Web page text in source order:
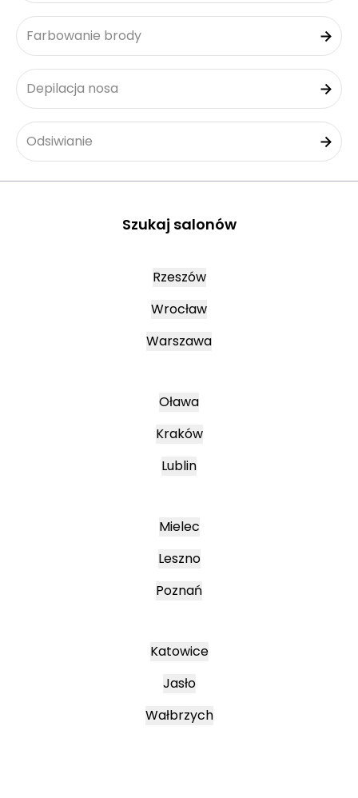
Farbowanie brody
Depilacja nosa
Odsiwianie
Szukaj salonów
Rzeszów
Wrocław
Warszawa
Oława
Kraków
Lublin
Mielec
Leszno
Poznań
Katowice
Jasło
Wałbrzych